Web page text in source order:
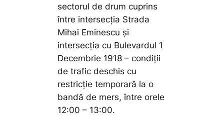
sectorul de drum cuprins
între intersecția Strada
Mihai Eminescu și
intersecția cu Bulevardul 1
Decembrie 1918 – condiții
de trafic deschis cu
restricție temporară la o
bandă de mers, între orele
12:00 – 13:00.